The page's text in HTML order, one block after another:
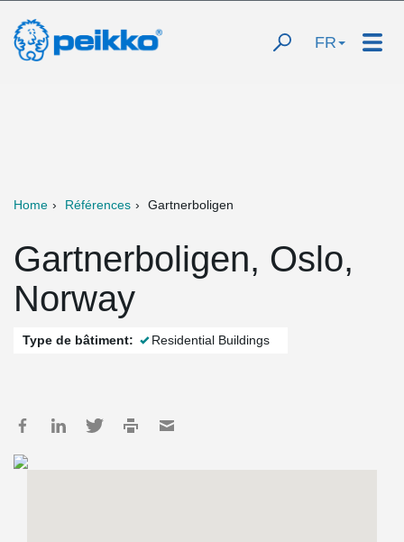
FR
Home Références Gartnerboligen
Gartnerboligen, Oslo,
Norway
Type de bâtiment: Residential Buildings